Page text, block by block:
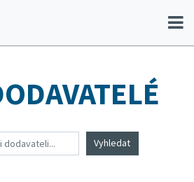
Vyhledat